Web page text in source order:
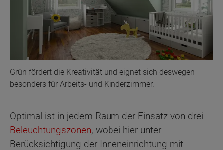
Grün fördert die Kreativität und eignet sich deswegen
besonders für Arbeits- und Kinderzimmer.
Optimal ist in jedem Raum der Einsatz von drei
Beleuchtungszonen, wobei hier unter
Berücksichtigung der Inneneinrichtung mit